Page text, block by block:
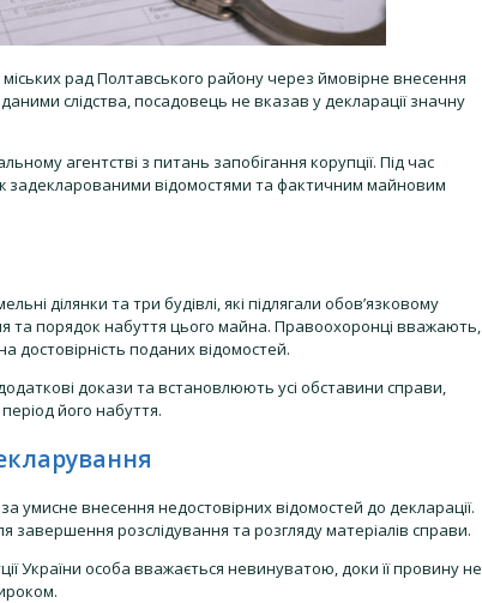
рад Полтавського району через ймовірне внесення
слідства, посадовець не вказав у декларації значну
агентстві з питань запобігання корупції. Під час
задекларованими відомостями та фактичним майновим
ділянки та три будівлі, які підлягали обов’язковому
та порядок набуття цього майна. Правоохоронці вважають,
достовірність поданих відомостей.
докази та встановлюють усі обставини справи,
його набуття.
умисне внесення недостовірних відомостей до декларації.
завершення розслідування та розгляду матеріалів справи.
України особа вважається невинуватою, доки її провину не